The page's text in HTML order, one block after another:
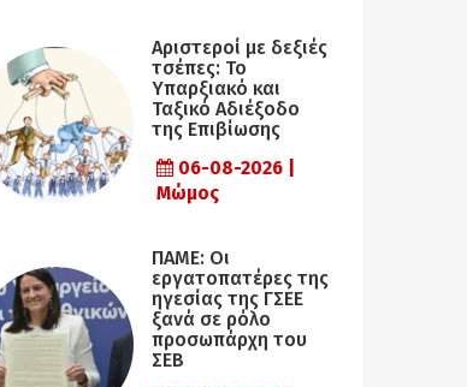
Αριστεροί με δεξιές
τσέπες: Το
Υπαρξιακό και
Ταξικό Αδιέξοδο
της Επιβίωσης
06-08-2026 |
Μώμος
ΠΑΜΕ: Οι
εργατοπατέρες της
ηγεσίας της ΓΣΕΕ
ξανά σε ρόλο
προσωπάρχη του
ΣΕΒ